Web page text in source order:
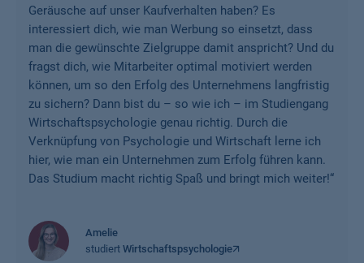
Amelie
studiert Wirtschaftspsychologie
Geräusche auf unser Kaufverhalten haben? Es
interessiert dich, wie man Werbung so einsetzt, dass
man die gewünschte Zielgruppe damit anspricht? Und du
fragst dich, wie Mitarbeiter optimal motiviert werden
können, um so den Erfolg des Unternehmens langfristig
zu sichern? Dann bist du – so wie ich – im Studiengang
Wirtschaftspsychologie genau richtig. Durch die
Verknüpfung von Psychologie und Wirtschaft lerne ich
hier, wie man ein Unternehmen zum Erfolg führen kann.
Das Studium macht richtig Spaß und bringt mich weiter!“